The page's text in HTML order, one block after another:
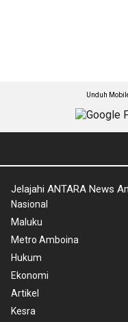
Unduh
Jelajahi ANTARA News
Nasional
Maluku
Metro Amboina
Hukum
Ekonomi
Artikel
Kesra